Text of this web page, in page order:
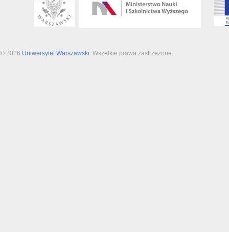
© 2026 Uniwersytet Warszawski . Wszelkie prawa zastrzeżone.